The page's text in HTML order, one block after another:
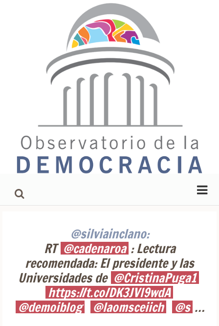
@silviainclano:
RT @cadenaroa : Lectura
recomendada: El presidente y las
Universidades de @CristinaPuga1
https://t.co/DK3JVl9wdA
@demoiblog
@laomsceiich @s …